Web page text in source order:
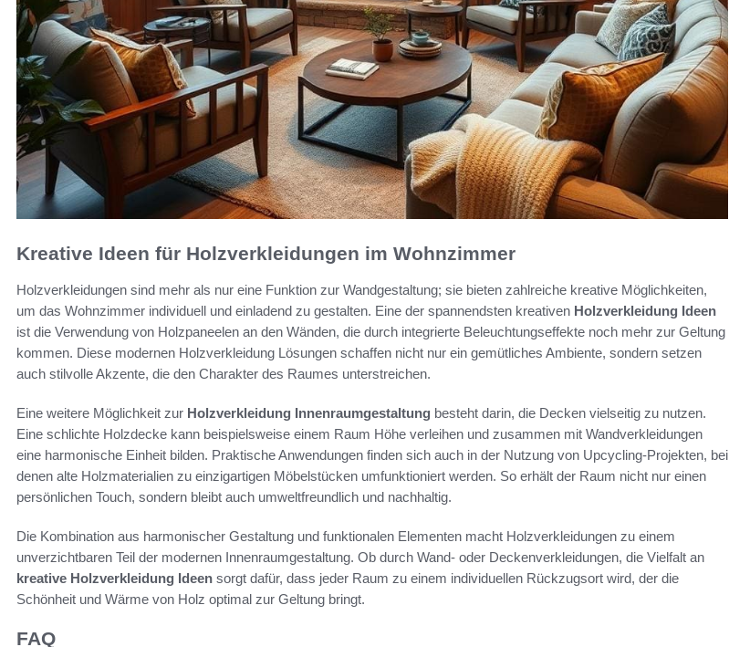
Kreative Ideen für Holzverkleidungen im Wohnzimmer
Holzverkleidungen sind mehr als nur eine Funktion zur Wandgestaltung; sie bieten zahlreiche kreative Möglichkeiten,
um das Wohnzimmer individuell und einladend zu gestalten. Eine der spannendsten kreativen Holzverkleidung Ideen
ist die Verwendung von Holzpaneelen an den Wänden, die durch integrierte Beleuchtungseffekte noch mehr zur Geltung
kommen. Diese modernen Holzverkleidung Lösungen schaffen nicht nur ein gemütliches Ambiente, sondern setzen
auch stilvolle Akzente, die den Charakter des Raumes unterstreichen.
Eine weitere Möglichkeit zur Holzverkleidung Innenraumgestaltung besteht darin, die Decken vielseitig zu nutzen.
Eine schlichte Holzdecke kann beispielsweise einem Raum Höhe verleihen und zusammen mit Wandverkleidungen
eine harmonische Einheit bilden. Praktische Anwendungen finden sich auch in der Nutzung von Upcycling-Projekten, bei
denen alte Holzmaterialien zu einzigartigen Möbelstücken umfunktioniert werden. So erhält der Raum nicht nur einen
persönlichen Touch, sondern bleibt auch umweltfreundlich und nachhaltig.
Die Kombination aus harmonischer Gestaltung und funktionalen Elementen macht Holzverkleidungen zu einem
unverzichtbaren Teil der modernen Innenraumgestaltung. Ob durch Wand- oder Deckenverkleidungen, die Vielfalt an
kreative Holzverkleidung Ideen sorgt dafür, dass jeder Raum zu einem individuellen Rückzugsort wird, der die
Schönheit und Wärme von Holz optimal zur Geltung bringt.
FAQ